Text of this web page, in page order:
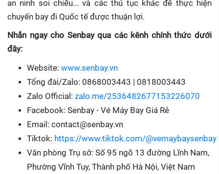
an ninh soi chiếu... và các thủ tục khác để thực hiện
chuyến bay đi Quốc tế được thuận lợi.
Nhắn ngay cho Senbay qua các kênh chính thức dưới
đây:
Website: www.senbay.vn
Tổng đài/Zalo: 0868003443 | 0818003443
Zalo Official: zalo.me/2536482677153226070
Facebook: Senbay - Vé Máy Bay Giá Rẻ
Email: contact@senbay.vn
Tiktok: https://www.tiktok.com/@vemaybaysenbay
Văn phòng Trụ sở: Số 95 ngõ 13 đường Lĩnh Nam,
Phường Vĩnh Tuy, Thành phố Hà Nội, Việt Nam